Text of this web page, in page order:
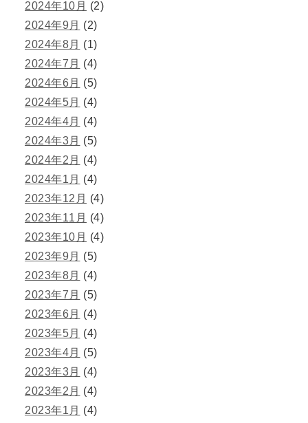
2024年10月 (2)
2024年9月 (2)
2024年8月 (1)
2024年7月 (4)
2024年6月 (5)
2024年5月 (4)
2024年4月 (4)
2024年3月 (5)
2024年2月 (4)
2024年1月 (4)
2023年12月 (4)
2023年11月 (4)
2023年10月 (4)
2023年9月 (5)
2023年8月 (4)
2023年7月 (5)
2023年6月 (4)
2023年5月 (4)
2023年4月 (5)
2023年3月 (4)
2023年2月 (4)
2023年1月 (4)